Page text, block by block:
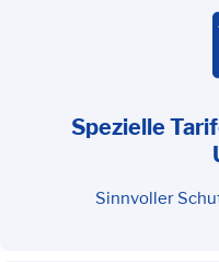
Spezielle
Sinnvoller